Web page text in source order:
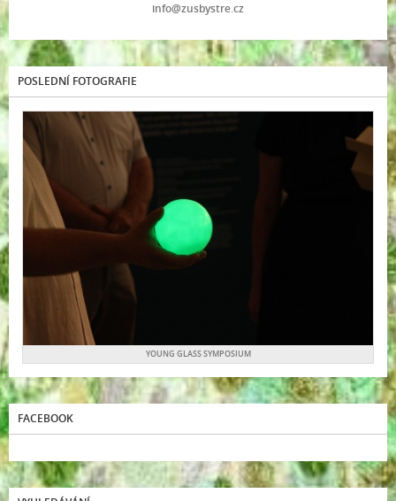
info@zusbystre.cz
POSLEDNÍ FOTOGRAFIE
YOUNG GLASS SYMPOSIUM
FACEBOOK